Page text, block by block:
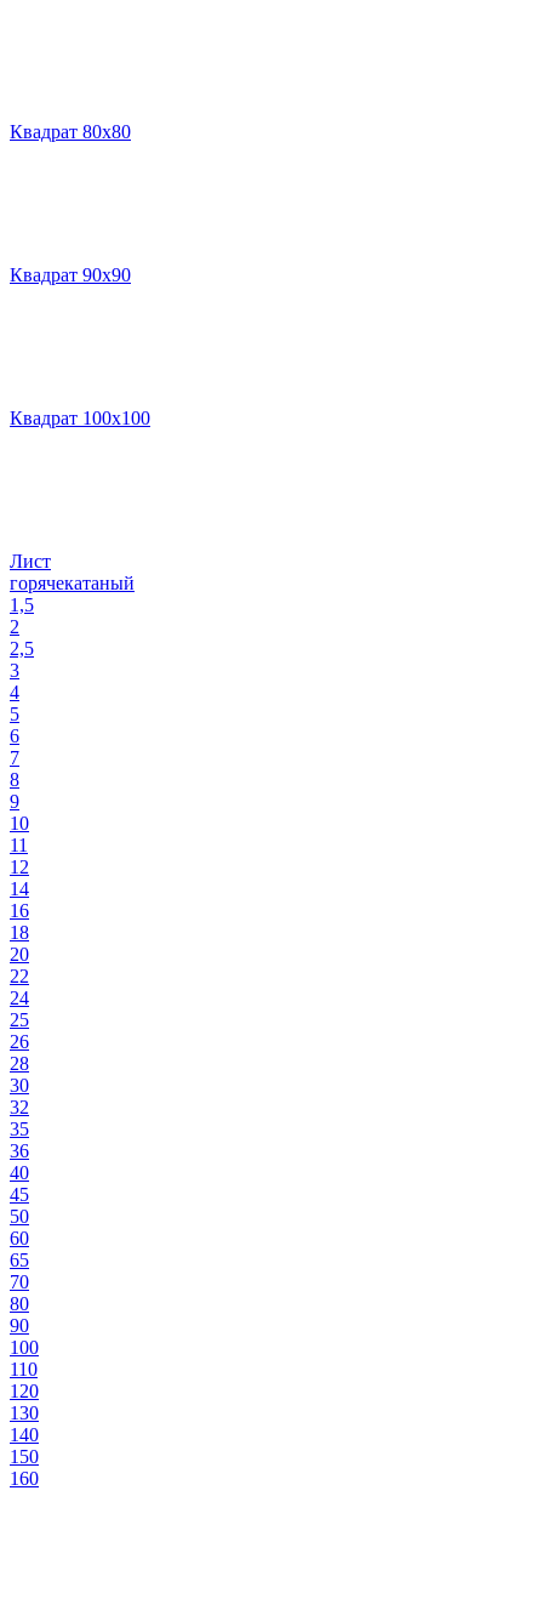
Квадрат 80х80
Квадрат 90х90
Квадрат 100х100
Лист
горячекатаный
1,5
2
2,5
3
4
5
6
7
8
9
10
11
12
14
16
18
20
22
24
25
26
28
30
32
35
36
40
45
50
60
65
70
80
90
100
110
120
130
140
150
160